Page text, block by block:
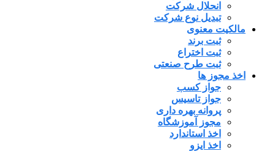
انحلال شرکت
تبدیل نوع شرکت
مالکیت معنوی
ثبت برند
ثبت اختراع
ثبت طرح صنعتی
اخذ مجوز ها
جواز کسب
جواز تاسیس
پروانه بهره داری
مجوز آموزشگاه
اخذ استاندارد
اخذ ایزو